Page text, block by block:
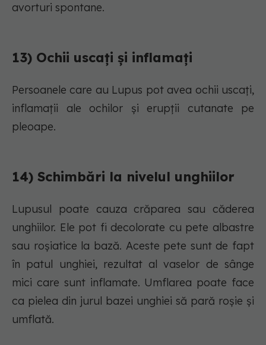
avorturi spontane.
13) Ochii uscați și inflamați
Persoanele care au Lupus pot avea ochii uscați,
inflamații ale ochilor și erupții cutanate pe
pleoape.
14) Schimbări la nivelul unghiilor
Lupusul poate cauza crăparea sau căderea
unghiilor. Ele pot fi decolorate cu pete albastre
sau roșiatice la bază. Aceste pete sunt de fapt
în patul unghiei, rezultat al vaselor de sânge
mici care sunt inflamate. Umflarea poate face
ca pielea din jurul bazei unghiei să pară roșie și
umflată.